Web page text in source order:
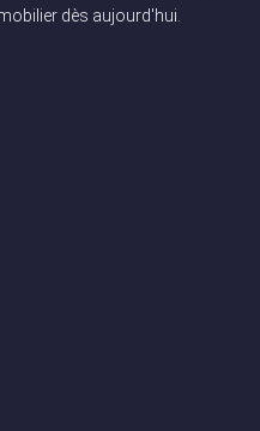
dès aujourd'hui.